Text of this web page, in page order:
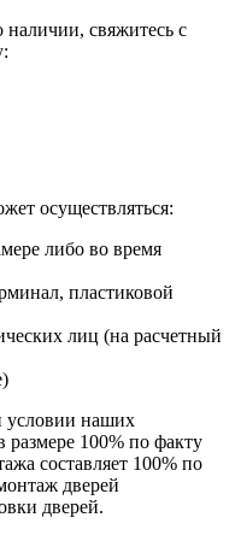
наличии, свяжитесь с
осуществляться:
либо во время
пластиковой
лиц (на расчетный
условии наших
размере 100% по факту
составляет 100% по
дверей
дверей.